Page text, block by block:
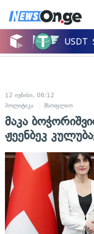
12 ივნისი, 06:12
პოლიტიკა
მსოფლიო
მაკა
ჟეენბეკ